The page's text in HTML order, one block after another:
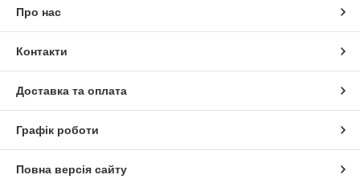
Про нас
Контакти
Доставка та оплата
Графік роботи
Повна версія сайту